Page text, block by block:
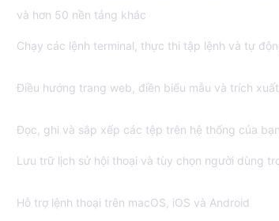
và hơn 50 nền tảng khác
Chạy các lệnh terminal, thực thi tập lệnh và tự
Điều hướng trang web, điền biểu mẫu và trích
Đọc, ghi và sắp xếp các tệp trên hệ thống của bạn
Lưu trữ lịch sử hội thoại và tùy chọn người dùng
Hỗ trợ lệnh thoại trên macOS, iOS và Android